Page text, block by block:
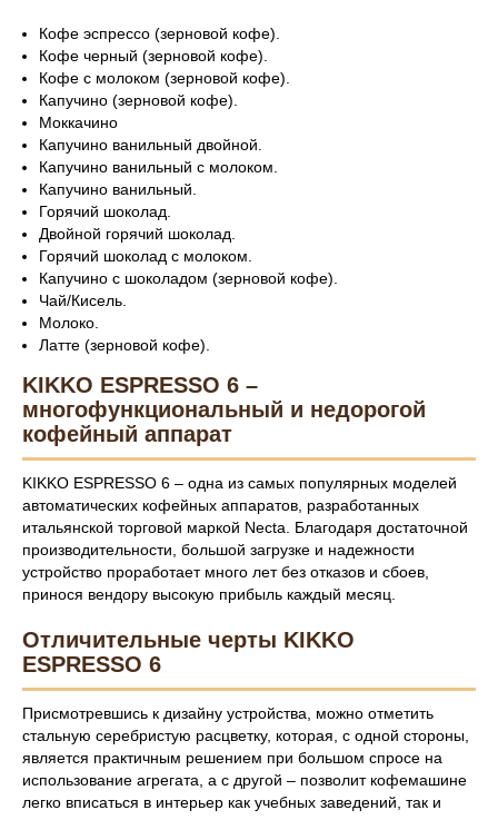
Кофе эспрессо (зерновой кофе).
Кофе черный (зерновой кофе).
Кофе с молоком (зерновой кофе).
Капучино (зерновой кофе).
Моккачино
Капучино ванильный двойной.
Капучино ванильный с молоком.
Капучино ванильный.
Горячий шоколад.
Двойной горячий шоколад.
Горячий шоколад с молоком.
Капучино с шоколадом (зерновой кофе).
Чай/Кисель.
Молоко.
Латте (зерновой кофе).
KIKKO ESPRESSO 6 –
многофункциональный и недорогой
кофейный аппарат
KIKKO ESPRESSO 6 – одна из самых популярных моделей
автоматических кофейных аппаратов, разработанных
итальянской торговой маркой Necta. Благодаря достаточной
производительности, большой загрузке и надежности
устройство проработает много лет без отказов и сбоев,
принося вендору высокую прибыль каждый месяц.
Отличительные черты KIKKO
ESPRESSO 6
Присмотревшись к дизайну устройства, можно отметить
стальную серебристую расцветку, которая, с одной стороны,
является практичным решением при большом спросе на
использование агрегата, а с другой – позволит кофемашине
легко вписаться в интерьер как учебных заведений, так и